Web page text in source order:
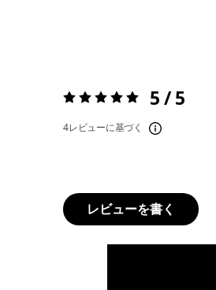
評価:5 / 5 5 / 5
4レビューに基づく
レビューを書く